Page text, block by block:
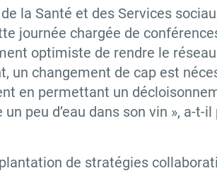
la Santé et des Services
journée chargée de
optimiste de rendre le
un changement de cap est
en permettant un
peu d’eau dans son vin », a-t-il
de stratégies